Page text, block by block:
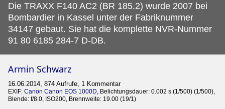
Die TRAXX F140 AC2 (BR 185.2) wurde 2007 bei
Bombardier in Kassel unter der Fabriknummer
34147 gebaut. Sie hat die komplette NVR-Nummer
91 80 6185 284-7 D-DB.
Armin Schwarz
16.06.2014, 874 Aufrufe, 1 Kommentar
EXIF: Canon Canon EOS 1000D , Belichtungsdauer: 0.002 s (1/500) (1/500),
Blende: f/8.0, ISO200, Brennweite: 19.00 (19/1)